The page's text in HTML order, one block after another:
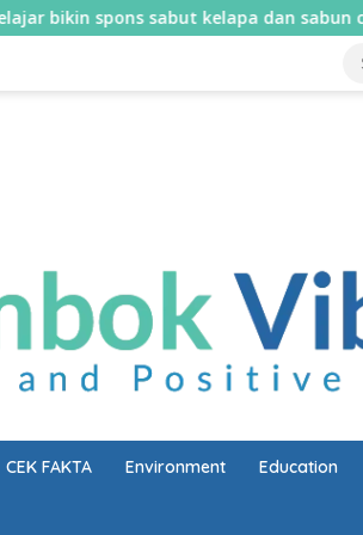
sabut kelapa dan sabun cair
CEK FAKTA Environment Education